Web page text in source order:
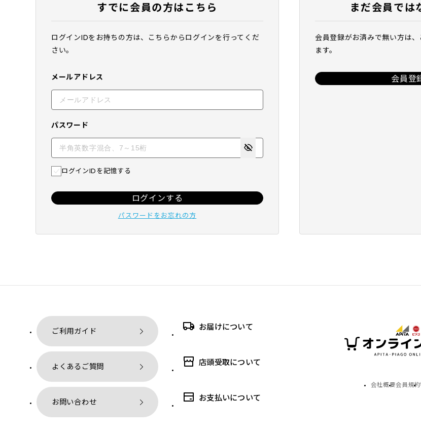
すでに会員の方はこちら
ログインIDをお持ちの方は、こちらからログインを行ってくだ
さい。
メールアドレス
パスワード
ログインIDを記憶する
ログインする
パスワードをお忘れの方
まだ会員では
会員登録がお済みで無い方は
ます。
会員登
ご利用ガイド
よくあるご質問
お問い合わせ
お届けについて
店頭受取について
お支払いについて
会社概要会員規約